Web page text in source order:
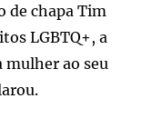
de chapa Tim
LGBTQ+, a
ao seu